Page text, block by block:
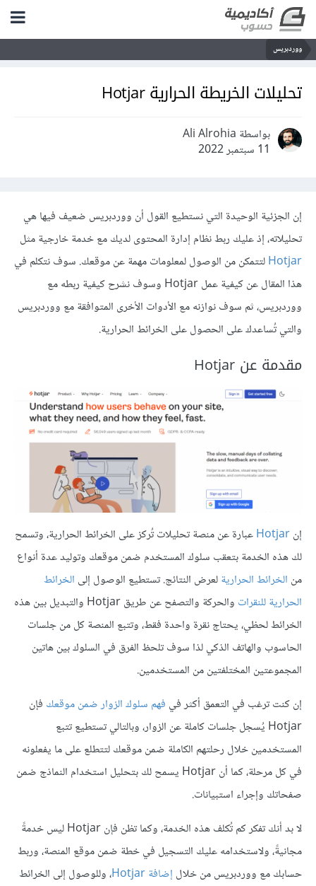
ووردبريس
تحليلات الخريطة الحرارية Hotjar
بواسطة Ali Alrohia
11 سبتمبر 2022
إن الجزئية الوحيدة التي نستطيع القول أن ووردبريس ضعيف فيها هي
تحليلاته، إذ عليك ربط نظام إدارة المحتوى لديك مع خدمة خارجية مثل
Hotjarلتتمكن من الوصول لمعلومات مهمة عن موقعك. سوف نتكلم في
هذا المقال عن كيفية عمل Hotjar وسوف نشرح كيفية ربطه مع
ووردبريس، ثم سوف نوازنه مع الأدوات الأخرى المتوافقة مع ووردبريس
والتي تُساعدك على الحصول على الخرائط الحرارية.
مقدمة عن Hotjar
إنHotjarعبارة عن منصة تحليلات تُركز على الخرائط الحرارية، وتسمح
لك هذه الخدمة بتعقب سلوك المستخدم ضمن موقعك وتوليد عدة أنواع
من الخرائط الحراريةلعرض النتائج. تستطيع الوصول إلى الخرائط
الحرارية للنقرات
والحركة والتصفح عن طريق Hotjar والتبديل بين هذه
الخرائط لحظي، يحتاج نقرة واحدة فقط، وتتبع المنصة كل من جلسات
الحاسوب والهاتف الذكي لذا سوف تلحظ الفرق في السلوك بين هاتين
المجموعتين المختلفتين من المستخدمين.
إن كنت ترغب في التعمق أكثر في فهم سلوك الزوار ضمن موقعك فإن
Hotjar يُسجل جلسات كاملة عن الزوار، وبالتالي تستطيع تتبع
المستخدمين خلال رحلتهم الكاملة ضمن موقعك لتتطلع على ما يفعلونه
في كل مرحلة، كما أن Hotjar يسمح لك بتحليل استخدام النماذج ضمن
صفحاتك وإجراء استبيانات.
لا بد أنك تفكر كم تُكلف هذه الخدمة، وكما تظن فإن Hotjar ليس خدمةً
مجانيةً، ولاستخدامه عليك التسجيل في خطة ضمن موقع المنصة، وربط
حسابك مع ووردبريس من خلال إضافة Hotjar
، وللوصول إلى الخرائط